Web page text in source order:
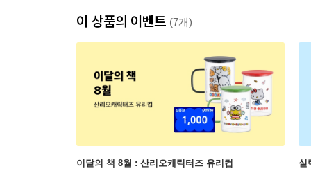
이 상품의 이벤트 (7개)
이달의 책 8월 : 산리오캐릭터즈 유리컵 실